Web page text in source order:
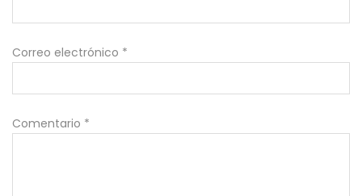
Correo electrónico *
Comentario *